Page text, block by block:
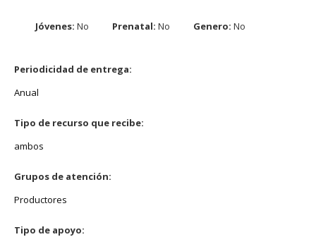
Jóvenes: No Prenatal: No Genero: No
Periodicidad de entrega:
Anual
Tipo de recurso que recibe:
ambos
Grupos de atención:
Productores
Tipo de apoyo: